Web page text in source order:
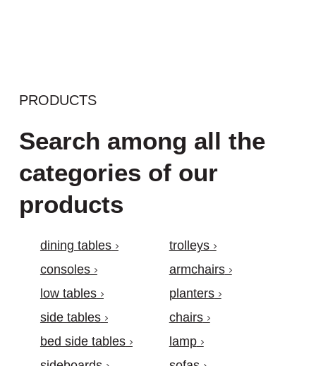
PRODUCTS
Search among all the
categories of our
products
dining tables
consoles
low tables
side tables
bed side tables
trolleys
armchairs
planters
chairs
lamp